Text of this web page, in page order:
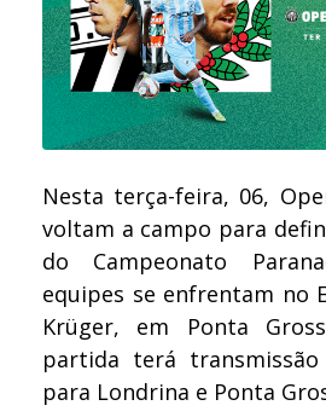
Nesta terça-feira, 06,
voltam a campo para
do Campeonato
equipes se enfrentam no
Krüger, em Ponta
partida terá transmissão
para Londrina e Ponta